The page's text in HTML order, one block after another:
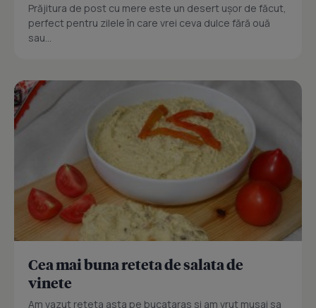
Prăjitura de post cu mere este un desert ușor de făcut,
perfect pentru zilele în care vrei ceva dulce fără ouă
sau...
Cea mai buna reteta de salata de
vinete
Am vazut reteta asta pe bucataras si am vrut musai sa